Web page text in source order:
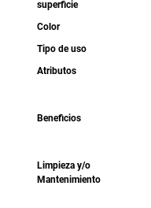
superficie
Color
Tipo de uso
Atributos
Beneficios
Limpieza y/o
Mantenimiento